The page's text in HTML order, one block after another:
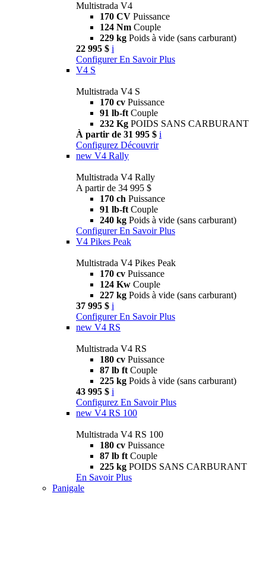
Multistrada V4
170 CV Puissance
124 Nm Couple
229 kg Poids à vide (sans carburant)
22 995 $ i
Configurer En Savoir Plus
V4 S
Multistrada V4 S
170 cv Puissance
91 lb-ft Couple
232 Kg POIDS SANS CARBURANT
À partir de 31 995 $ i
Configurez Découvrir
new V4 Rally
Multistrada V4 Rally
A partir de 34 995 $
170 ch Puissance
91 lb-ft Couple
240 kg Poids à vide (sans carburant)
Configurer En Savoir Plus
V4 Pikes Peak
Multistrada V4 Pikes Peak
170 cv Puissance
124 Kw Couple
227 kg Poids à vide (sans carburant)
37 995 $ i
Configurer En Savoir Plus
new V4 RS
Multistrada V4 RS
180 cv Puissance
87 lb ft Couple
225 kg Poids à vide (sans carburant)
43 995 $ i
Configurez En Savoir Plus
new V4 RS 100
Multistrada V4 RS 100
180 cv Puissance
87 lb ft Couple
225 kg POIDS SANS CARBURANT
En Savoir Plus
Panigale